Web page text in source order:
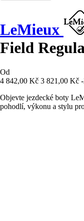
LeMieux
Field
Od
4 842,00 Kč 3 821,00 Kč
Objevte jezdecké boty
pohodlí, výkonu a stylu